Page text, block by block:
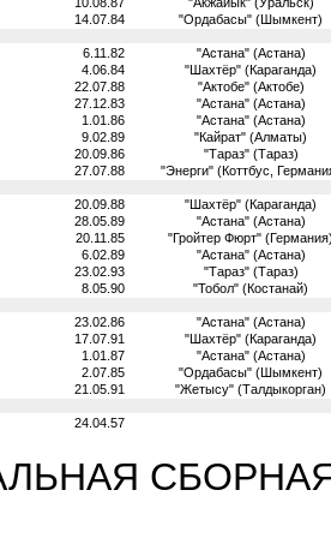
14.07.84
"Ордабасы" (Шымкент)
6.11.82
"Астана" (Астана)
4.06.84
"Шахтёр" (Караганда)
22.07.88
"Актобе" (Актобе)
27.12.83
"Астана" (Астана)
1.01.86
"Астана" (Астана)
9.02.89
"Кайрат" (Алматы)
20.09.86
"Тараз" (Тараз)
27.07.88
"Энерги" (Коттбус,
20.09.88
"Шахтёр" (Караганда)
28.05.89
"Астана" (Астана)
20.11.85
"Гройтер Фюрт"
6.02.89
"Астана" (Астана)
23.02.93
"Тараз" (Тараз)
8.05.90
"Тобол" (Костанай)
23.02.86
"Астана" (Астана)
17.07.91
"Шахтёр" (Караганда)
1.01.87
"Астана" (Астана)
2.07.85
"Ордабасы" (Шымкент)
21.05.91
"Жетысу" (Талдыкорган)
24.04.57